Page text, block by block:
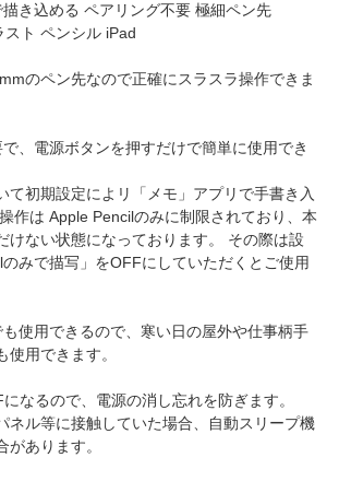
き込める ペアリング不要 極細ペン先
ト ペンシル iPad
のペン先なので正確にスラスラ操作できま
、電源ボタンを押すだけで簡単に使用でき
初期設定によリ「メモ」アプリで手書き入
作は Apple Pencilのみに制限されており、本
けない状態になっております。 その際は設
みで描写」をOFFにしていただくとご使用
使用できるので、寒い日の屋外や仕事柄手
用できます。
なるので、電源の消し忘れを防ぎます。
ネル等に接触していた場合、自動スリープ機
あります。